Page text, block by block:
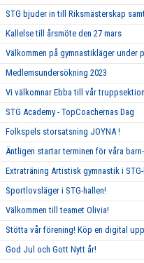
STG bjuder in till Riksmästerskap
Kallelse till årsmöte den 27 mars
Välkommen på gymnastikläger under
Medlemsundersökning 2023
Vi välkomnar Ebba till vår
STG Academy - TopCoachernas Dag
Folkspels storsatsning JOYNA !
Äntligen startar terminen för våra
Extraträning Artistisk gymnastik i
Sportlovsläger i STG-hallen!
Välkommen till teamet Olivia!
Stötta vår förening! Köp en digital
God Jul och Gott Nytt år!